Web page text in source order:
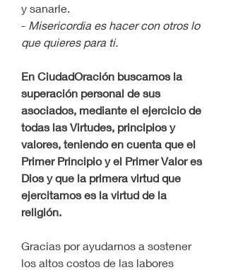
y sanarle.
- Misericordia es hacer con otros lo
que quieres para ti.
En CiudadOración buscamos la
superación personal de sus
asociados, mediante el ejercicio de
todas las Virtudes, principios y
valores, teniendo en cuenta que el
Primer Principio y el Primer Valor es
Dios y que la primera virtud que
ejercitamos es la virtud de la
religión.
Gracias por ayudarnos a sostener
los altos costos de las labores